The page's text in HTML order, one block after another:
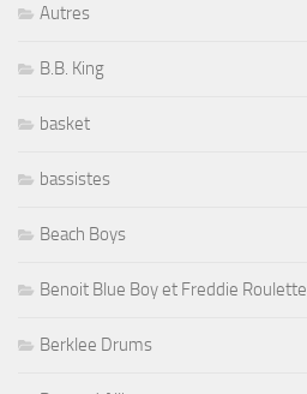
Autres
B.B. King
basket
bassistes
Beach Boys
Benoit Blue Boy et Freddie Roulette
Berklee Drums